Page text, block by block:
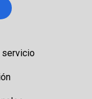
servicio